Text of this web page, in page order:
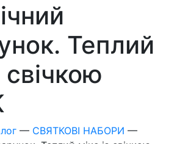
Теплий
свічкою
— СВЯТКОВІ НАБОРИ —